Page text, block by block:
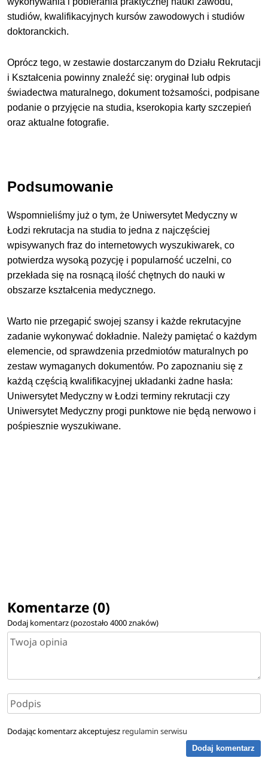
studiów, kwalifikacyjnych kursów zawodowych i studiów
doktoranckich.
Oprócz tego, w zestawie dostarczanym do Działu Rekrutacji
i Kształcenia powinny znaleźć się: oryginał lub odpis
świadectwa maturalnego, dokument tożsamości, podpisane
podanie o przyjęcie na studia, kserokopia karty szczepień
oraz aktualne fotografie.
Podsumowanie
Wspomnieliśmy już o tym, że Uniwersytet Medyczny w
Łodzi rekrutacja na studia to jedna z najczęściej
wpisywanych fraz do internetowych wyszukiwarek, co
potwierdza wysoką pozycję i popularność uczelni, co
przekłada się na rosnącą ilość chętnych do nauki w
obszarze kształcenia medycznego.
Warto nie przegapić swojej szansy i każde rekrutacyjne
zadanie wykonywać dokładnie. Należy pamiętać o każdym
elemencie, od sprawdzenia przedmiotów maturalnych po
zestaw wymaganych dokumentów. Po zapoznaniu się z
każdą częścią kwalifikacyjnej układanki żadne hasła:
Uniwersytet Medyczny w Łodzi terminy rekrutacji czy
Uniwersytet Medyczny progi punktowe nie będą nerwowo i
pośpiesznie wyszukiwane.
Komentarze (0)
Dodaj komentarz (pozostało4000znaków)
Dodając komentarz akceptujesz regulamin serwisu
Dodaj komentarz